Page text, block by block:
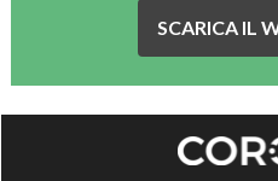
SCARICA IL